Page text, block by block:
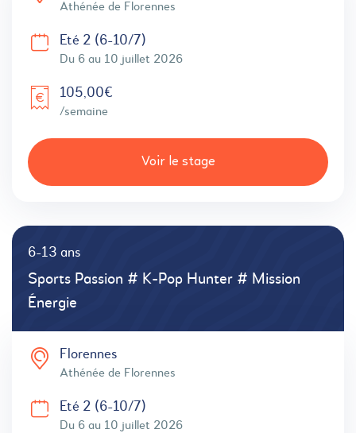
Athénée de Florennes
Eté 2 (6-10/7)
Du 6 au 10 juillet 2026
105,00€
/semaine
Voir le stage
6-13 ans
Sports Passion # K-Pop Hunter # Mission
Énergie
Florennes
Athénée de Florennes
Eté 2 (6-10/7)
Du 6 au 10 juillet 2026